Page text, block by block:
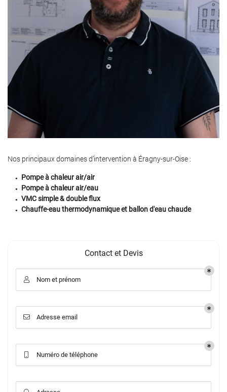
Nos principaux domaines d’intervention à Éragny‑sur‑Oise :
Pompe à chaleur air/air
Pompe à chaleur air/eau
VMC simple & double flux
Chauffe-eau thermodynamique et ballon d'eau chaude
Contact et Devis
 Nom et prénom
 Adresse email
Numéro de téléphone